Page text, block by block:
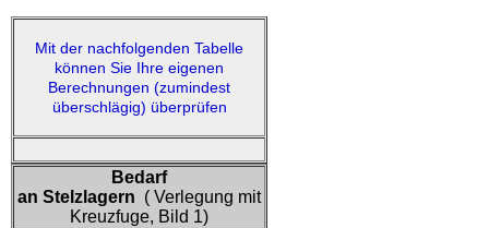
Mit der nachfolgenden Tabelle
können Sie Ihre eigenen
Berechnungen (zumindest
überschlägig) überprüfen
Bedarf
an Stelzlagern ( Verlegung mit
Kreuzfuge, Bild 1)